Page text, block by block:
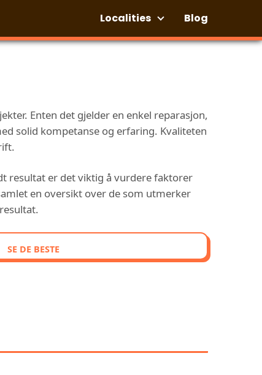
Localities Blog
Enten det gjelder en enkel reparasjon,
solid kompetanse og erfaring. Kvaliteten
resultat er det viktig å vurdere faktorer
en oversikt over de som utmerker
SE DE BESTE